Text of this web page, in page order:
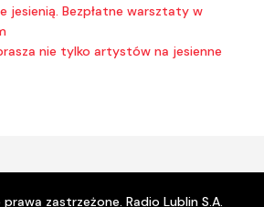
jesienią. Bezpłatne warsztaty w
nie tylko artystów na jesienne
zastrzeżone. Radio Lublin S.A.